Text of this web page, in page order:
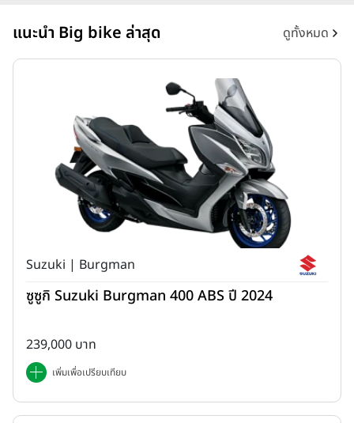
แนะนำ Big bike ล่าสุด ดูทั้งหมด
Suzuki | Burgman
ซูซูกิ Suzuki Burgman 400 ABS ปี 2024
239,000 บาท
เพิ่มเพื่อเปรียบเทียบ